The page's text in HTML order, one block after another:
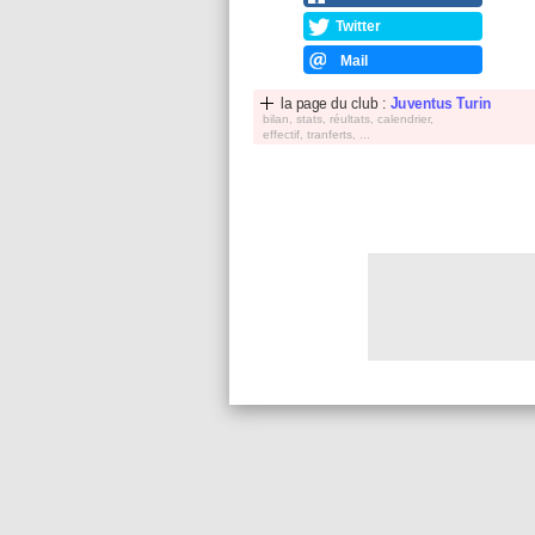
Twitter
Mail
la page du club : Juventus Turin
bilan, stats, réultats, calendrier,
effectif, tranferts, ...